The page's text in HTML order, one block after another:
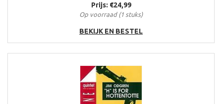
Prijs: €24,99
Op voorraad (1 stuks)
BEKIJK EN BESTEL